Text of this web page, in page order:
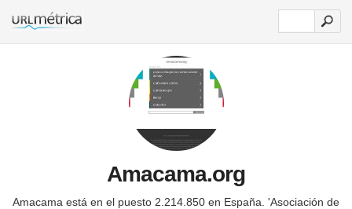
Amacama.org
Amacama está en el puesto 2.214.850 en España. 'Asociación de